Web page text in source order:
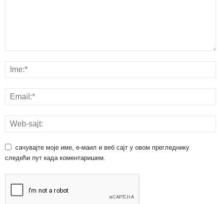
сачувајте моје име, е-маил и веб сајт у овом прегледнику
следећи пут када коментаришем.